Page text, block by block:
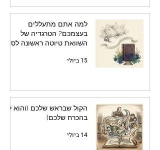
למה אתם מתעללים
בעצמכם? הטרגדיה של
השוואת טיוטה ראשונה לספר
15 ביולי
הקול שבראש שלכם (והוא לא
בהכרח שלכם)
14 ביולי